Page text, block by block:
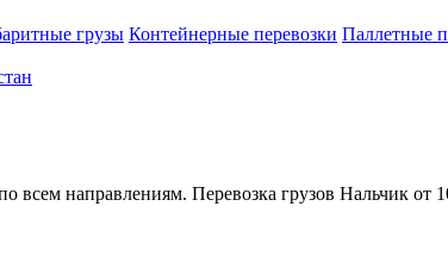
грузы Контейнерные перевозки Паллетные
всем направлениям. Перевозка грузов Нальчик